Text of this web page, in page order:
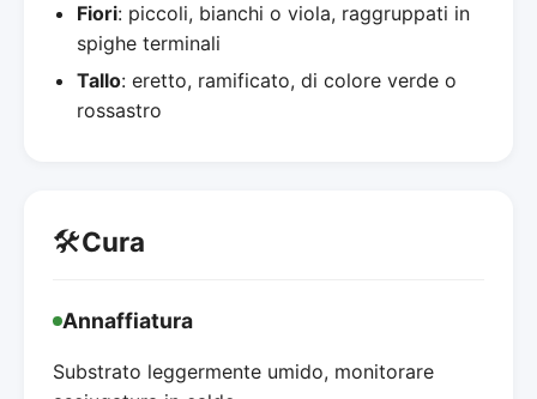
Fiori: piccoli, bianchi o viola, raggruppati in
spighe terminali
Tallo: eretto, ramificato, di colore verde o
rossastro
🛠️Cura
Annaffiatura
Substrato leggermente umido, monitorare